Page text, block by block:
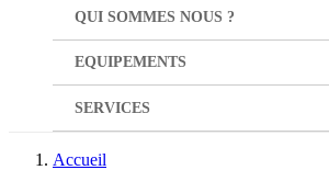
QUI SOMMES NOUS ?
EQUIPEMENTS
SERVICES
Accueil